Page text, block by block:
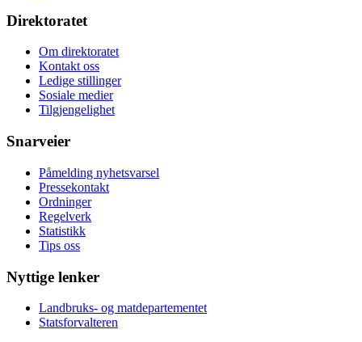
Direktoratet
Om direktoratet
Kontakt oss
Ledige stillinger
Sosiale medier
Tilgjengelighet
Snarveier
Påmelding nyhetsvarsel
Pressekontakt
Ordninger
Regelverk
Statistikk
Tips oss
Nyttige lenker
Landbruks- og matdepartementet
Statsforvalteren